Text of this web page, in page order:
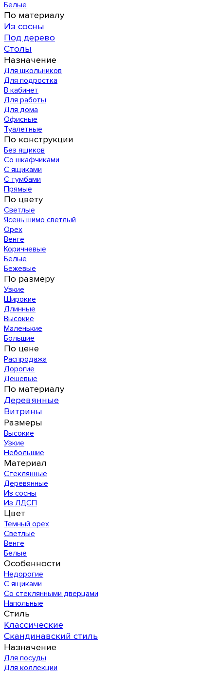
Белые
По материалу
Из сосны
Под дерево
Столы
Назначение
Для школьников
Для подростка
В кабинет
Для работы
Для дома
Офисные
Туалетные
По конструкции
Без ящиков
Со шкафчиками
С ящиками
С тумбами
Прямые
По цвету
Светлые
Ясень шимо светлый
Орех
Венге
Коричневые
Белые
Бежевые
По размеру
Узкие
Широкие
Длинные
Высокие
Маленькие
Большие
По цене
Распродажа
Дорогие
Дешевые
По материалу
Деревянные
Витрины
Размеры
Высокие
Узкие
Небольшие
Материал
Стеклянные
Деревянные
Из сосны
Из ЛДСП
Цвет
Темный орех
Светлые
Венге
Белые
Особенности
Недорогие
С ящиками
Со стеклянными дверцами
Напольные
Стиль
Классические
Скандинавский стиль
Назначение
Для посуды
Для коллекции